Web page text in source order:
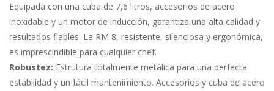
Equipada con una cuba de 7,6 litros, accesorios de acero
inoxidable y un motor de inducción, garantiza una alta calidad y
resultados fiables. La RM 8, resistente, silenciosa y ergonómica,
es imprescindible para cualquier chef.
Robustez: Estrutura totalmente metálica para una perfecta
estabilidad y un fácil mantenimiento. Accesorios y cuba de acero